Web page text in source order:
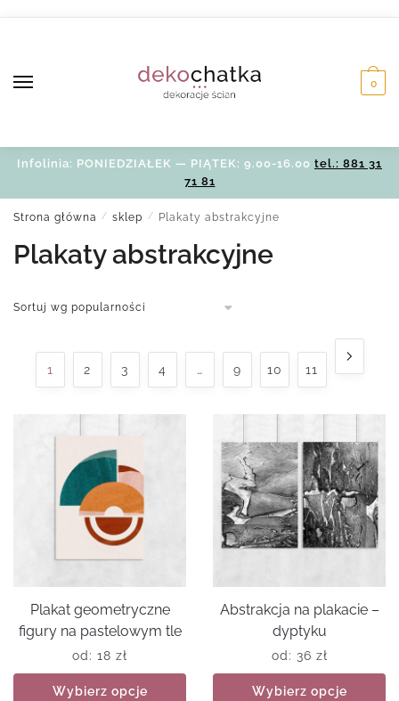
0
Infolinia: PONIEDZIAŁEK — PIĄTEK: 9.00-16.00 tel.: 881 31
71 81
Strona główna / sklep / Plakaty abstrakcyjne
Plakaty abstrakcyjne
1 2 3 4 … 9 10 11
Plakat geometryczne
figury na pastelowym tle
od: 18 zł
Wybierz opcje
Abstrakcja na plakacie –
dyptyku
od: 36 zł
Wybierz opcje